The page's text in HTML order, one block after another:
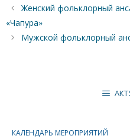
Женский фольклорный
«Чапура»
Мужской фольклорный
КАЛЕНДАРЬ МЕРОПРИЯТИЙ